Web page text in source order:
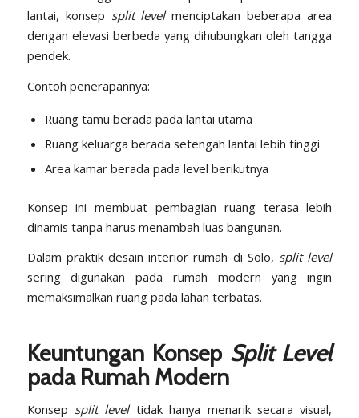
lantai, konsep split levelmenciptakan beberapa area
dengan elevasi berbeda yang dihubungkan oleh tangga
pendek.
Contoh penerapannya:
Ruang tamu berada pada lantai utama
Ruang keluarga berada setengah lantai lebih tinggi
Area kamar berada pada level berikutnya
Konsep ini membuat pembagian ruang terasa lebih
dinamis tanpa harus menambah luas bangunan.
Dalam praktik desain interior rumah di Solo, split level
sering digunakan pada rumah modern yang ingin
memaksimalkan ruang pada lahan terbatas.
Keuntungan Konsep Split Level
pada Rumah Modern
Konsep split leveltidak hanya menarik secara visual,